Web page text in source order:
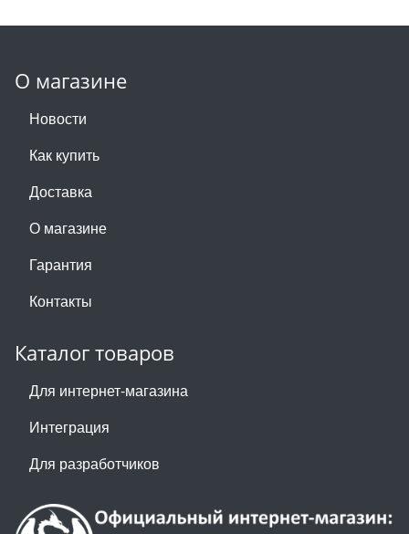
О магазине
Новости
Как купить
Доставка
О магазине
Гарантия
Контакты
Каталог товаров
Для интернет-магазина
Интеграция
Для разработчиков